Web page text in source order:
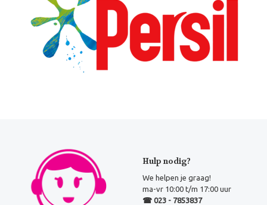
Hulp nodig?
We helpen je graag!
ma-vr 10:00 t/m 17:00 uur
☎ 023 - 7853837